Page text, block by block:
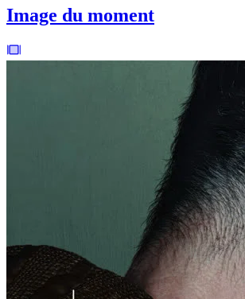
Image du moment